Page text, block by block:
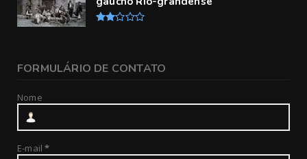
FORMULÁRIO DE CONTATO
Nome
E-mail*